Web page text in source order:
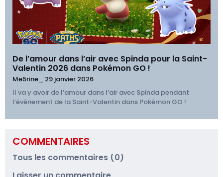
De l’amour dans l’air avec Spinda pour la Saint-
Valentin 2026 dans Pokémon GO !
Me5rine_ 29 janvier 2026
Il va y avoir de l’amour dans l’air avec Spinda pendant
l’événement de la Saint-Valentin dans Pokémon GO !
COMMENTAIRES
Tous les commentaires (0)